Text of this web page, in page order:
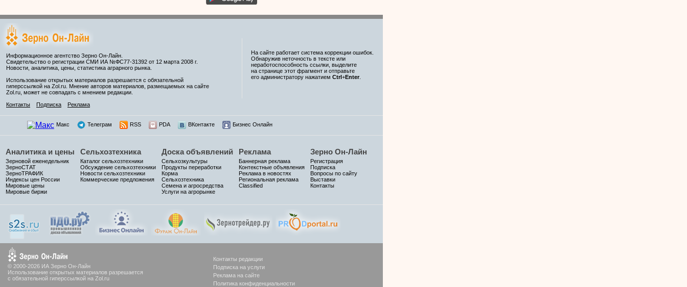
Информационное агентство Зерно Он-Лайн.
Свидетельство о регистрации СМИ ИА №ФС77-31392 от 12 марта 2008 г.
Новости, аналитика, цены, статистика аграрного рынка.
Использование открытых материалов разрешается с обязательной
гиперссылкой на Zol.ru. Мнение авторов материалов, размещаемых на сайте
Zol.ru, может не совпадать с мнением редакции.
Контакты
Подписка Реклама
На сайте работает система коррекции ошибок.
Обнаружив неточность в тексте или
неработоспособность ссылки, выделите
на странице этот фрагмент и отправьте
его администратору нажатием Ctrl+Enter
Макс Телеграм RSS PDA ВКонтакте Бизнес Онлайн
Аналитика и цены
Зерновой еженедельник
ЗерноСТАТ
ЗерноТРАФИК
Индексы цен России
Мировые цены
Мировые биржи
Сельхозтехника
Каталог сельхозтехники
Обсуждение сельхозтехники
Новости сельхозтехники
Коммерческие предложения
Доска объявлений
Сельхозкультуры
Продукты переработки
Корма
Сельхозтехника
Семена и агросредства
Услуги на агрорынке
Реклама
Баннерная реклама
Контекстные объявления
Реклама в новостях
Региональная реклама
Classified
Зерно Он-Лайн
Регистрация
Подписка
Вопросы по сайту
Выставки
Контакты
© 2000-2026 ИА Зерно Он-Лайн
Использование открытых материалов разрешается
с обязательной гиперссылкой на Zol.ru
Контакты редакции
Подписка на услуги
Реклама на сайте
Политика конфиденциальности